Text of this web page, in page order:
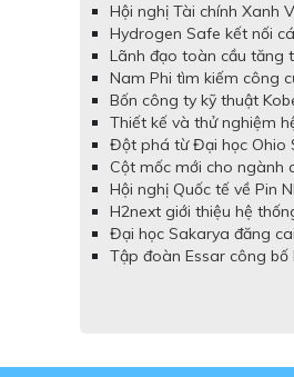
Hội nghị Tài chính Xanh
Hydrogen Safe kết nối
Lãnh đạo toàn cầu tăng
Nam Phi tìm kiếm công
Bốn công ty kỹ thuật
Thiết kế và thử nghiệm
Đột phá từ Đại học Ohio
Cột mốc mới cho ngành
Hội nghị Quốc tế về Pin
H2next giới thiệu hệ
Đại học Sakarya đăng
Tập đoàn Essar công